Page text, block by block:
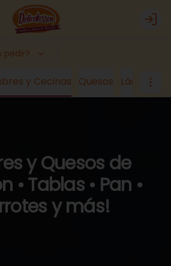
Login
pedir?
y Cecinas Quesos Lácteos y
y Quesos de
• Tablas • Pan •
y más!